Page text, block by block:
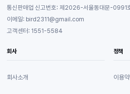
통신판매업 신고번호: 제2026-서울동대문-0991
이메일: bird2311@gmail.com
고객센터: 1551-5584
회사
회사소개
정책
이용